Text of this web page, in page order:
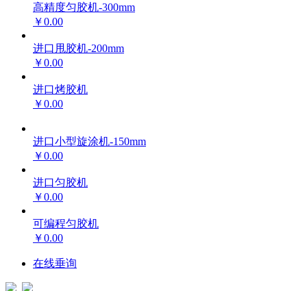
高精度匀胶机-300mm
￥0.00
进口甩胶机-200mm
￥0.00
进口烤胶机
￥0.00
进口小型旋涂机-150mm
￥0.00
进口匀胶机
￥0.00
可编程匀胶机
￥0.00
在线垂询